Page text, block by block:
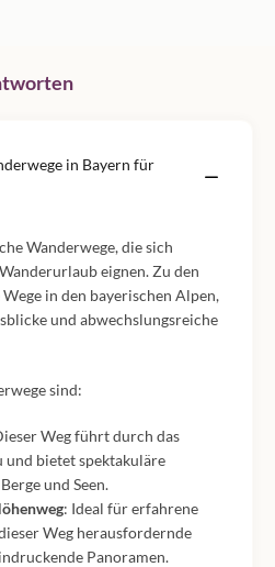
in Bayern für
Wanderwege, die sich
eignen. Zu den
in den bayerischen Alpen,
und abwechslungsreiche
sind:
Weg führt durch das
und bietet spektakuläre
und Seen.
: Ideal für erfahrene
Weg herausfordernde
Panoramen.